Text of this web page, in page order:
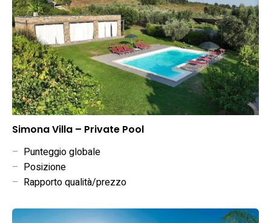
Simona Villa – Private Pool
– Punteggio globale
– Posizione
– Rapporto qualità/prezzo